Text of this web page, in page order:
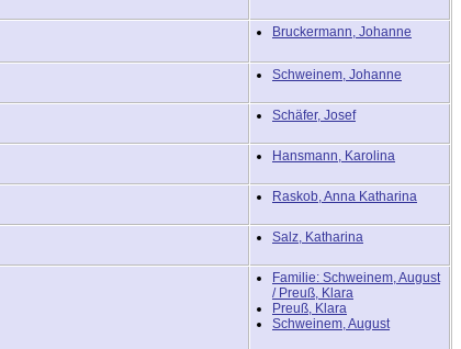
Bruckermann, Johanne
Schweinem, Johanne
Schäfer, Josef
Hansmann, Karolina
Raskob, Anna Katharina
Salz, Katharina
Familie: Schweinem, August
/ Preuß, Klara
Preuß, Klara
Schweinem, August